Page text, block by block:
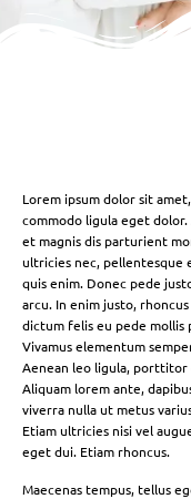
Lorem ipsum dolor sit
commodo ligula eget dolor.
et magnis dis parturient
ultricies nec, pellentesque
quis enim. Donec pede
arcu. In enim justo,
dictum felis eu pede mollis
Vivamus elementum
Aenean leo ligula, porttitor
Aliquam lorem ante,
viverra nulla ut metus
Etiam ultricies nisi vel
eget dui. Etiam rhoncus.
Maecenas tempus, tellus